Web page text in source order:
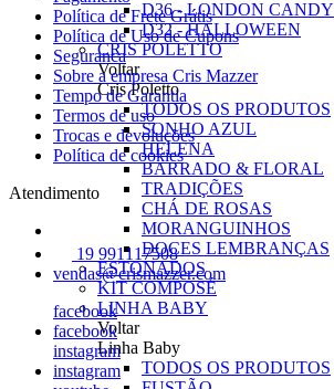
D36 - LONDON CANDY
D32 - HALLOWEEN
CRIS POLETTO
Voltar
Cris Poletto
TODOS OS PRODUTOS
SONHO AZUL
HELENA
BARRADO & FLORAL
TRADIÇÕES
CHÁ DE ROSAS
MORANGUINHOS
DOCES LEMBRANÇAS
ESTONADOS
KIT COMPOSÉ
LINHA BABY
Voltar
Linha Baby
TODOS OS PRODUTOS
Política de Frete Grátis
Política de Uso de Cupons
Seguranca
Sobre a empresa Cris Mazzer
Tempo de Garantia
Termos de uso
Trocas e devoluções
Política de cookies
Atendimento
19 991117508
vendas@crismazzer.com
facebook
facebook
instagram
instagram